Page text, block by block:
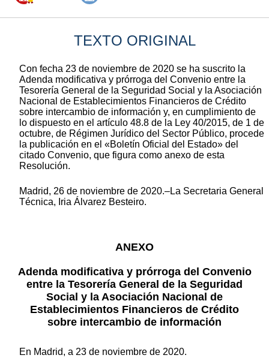
TEXTO ORIGINAL
Con fecha 23 de noviembre de 2020 se ha suscrito la
Adenda modificativa y prórroga del Convenio entre la
Tesorería General de la Seguridad Social y la Asociación
Nacional de Establecimientos Financieros de Crédito
sobre intercambio de información y, en cumplimiento de
lo dispuesto en el artículo 48.8 de la Ley 40/2015, de 1 de
octubre, de Régimen Jurídico del Sector Público, procede
la publicación en el «Boletín Oficial del Estado» del
citado Convenio, que figura como anexo de esta
Resolución.
Madrid, 26 de noviembre de 2020.–La Secretaria General
Técnica, Iria Álvarez Besteiro.
ANEXO
Adenda modificativa y prórroga del Convenio
entre la Tesorería General de la Seguridad
Social y la Asociación Nacional de
Establecimientos Financieros de Crédito
sobre intercambio de información
En Madrid, a 23 de noviembre de 2020.